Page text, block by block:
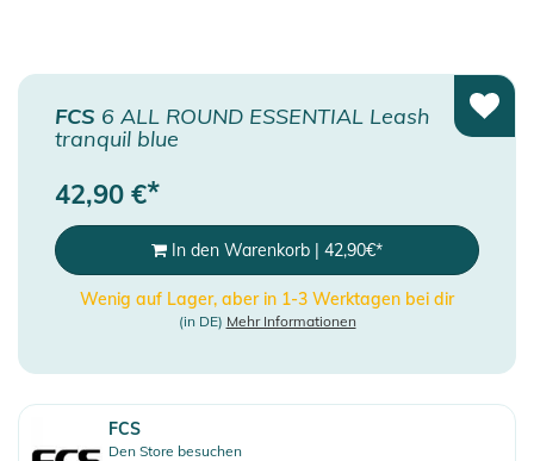
FCS 6 ALL ROUND ESSENTIAL Leash
tranquil blue
42,90 €*
In den Warenkorb | 42,90€*
Wenig auf Lager, aber in 1-3 Werktagen bei dir
(in DE) Mehr Informationen
FCS
Den Store besuchen